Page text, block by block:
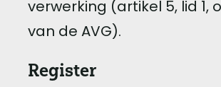
verwerking (artikel 5, lid 1,
van de AVG).
Register